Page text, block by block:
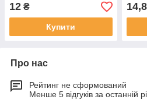
12 ₴
Купити
Про нас
Рейтинг не сформований
Менше 5 відгуків за останній